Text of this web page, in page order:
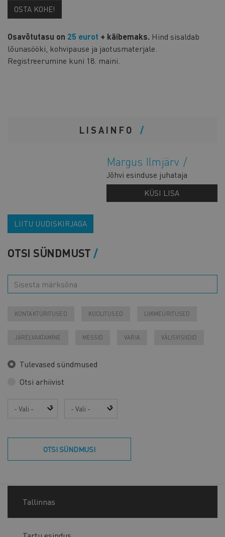
OSTA KOHE!
Osavõtutasu on 25 eurot + käibemaks. Hind sisaldab
lõunasööki, kohvipause ja jaotusmaterjale.
Registreerumine kuni 18. maini.
LISAINFO
Margus Ilmjärv
Jõhvi esinduse juhataja
KÜSI LISA
LIITU UUDISKIRJAGA
OTSI SÜNDMUST
KONTAKTÜRITUSED KOOLITUSED LIIKMEÜRITUSED
JÄRELVAATAMINE MESSID VARIA VÄLISVISIIDID
Tulevased sündmused
Otsi arhiivist
Aasta Kuu
OTSI SÜNDMUSI
Tallinnas